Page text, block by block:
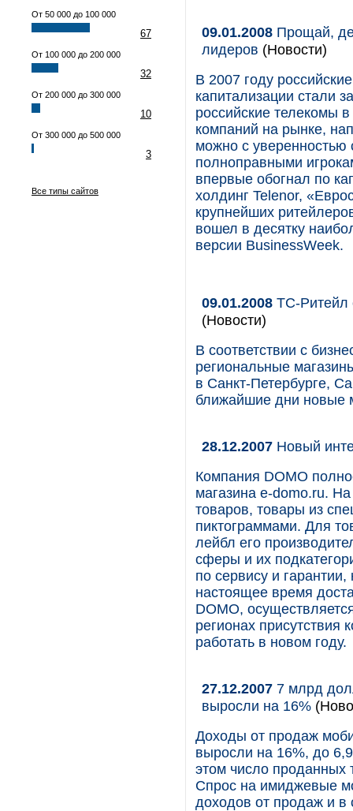
От 50 000 до 100 000
67
От 100 000 до 200 000
32
От 200 000 до 300 000
10
От 300 000 до 500 000
3
Все типы сайтов
09.01.2008 Прощай,
лидеров (Новости)
В 2007 году
капитализации стали
российские телекомы
компаний на рынке,
можно с уверенностью
полноправными
впервые обогнал по
холдинг Telenor,
крупнейших
вошел в десятку
версии BusinessWeek.
09.01.2008 ТС-Ритейл
(Новости)
В соответствии с
региональные
в Санкт-Петербурге,
ближайшие дни новые
28.12.2007 Новый
Компания DOMO
магазина e-domo.ru.
товаров, товары из
пиктограммами. Для
лейбл его
сферы и их
по сервису и
настоящее время
DOMO,
регионах присутствия
работать в новом году.
27.12.2007 7 млрд
выросли на 16%
Доходы от продаж
выросли на 16%, до
этом число проданных
Спрос на имиджевые
доходов от продаж и в